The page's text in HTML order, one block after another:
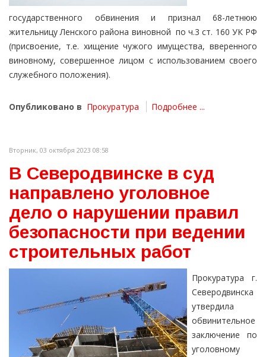
государственного обвинения и признал 68-летнюю
жительницу Ленского района виновной по ч.3 ст. 160 УК РФ
(присвоение, т.е. хищение чужого имущества, вверенного
виновному, совершенное лицом с использованием своего
служебного положения).
Опубликовано в Прокуратура Подробнее ...
Вторник, 03 октября 2023 08:58
В Северодвинске в суд
направлено уголовное
дело о нарушении правил
безопасности при ведении
строительных работ
Прокуратура г.
Северодвинска
утвердила
обвинительное
заключение по
уголовному